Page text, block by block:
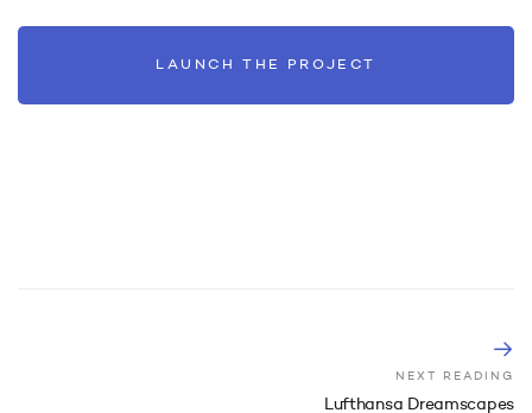
LAUNCH THE PROJECT
NEXT READING
Lufthansa Dreamscapes